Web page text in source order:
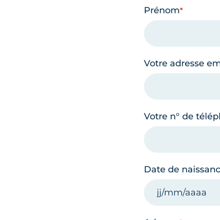
Prénom
Votre adresse
Votre n° de
Date de